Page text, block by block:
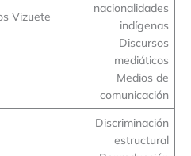
Vizuete
nacionalidades
indígenas
Discursos
mediáticos
Medios de
comunicación
Discriminación
estructural